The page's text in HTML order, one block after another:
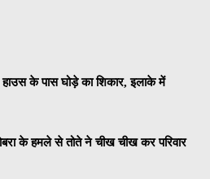
हाउस के पास घोड़े का शिकार, इलाके में
के हमले से तोते ने चीख चीख कर परिवार